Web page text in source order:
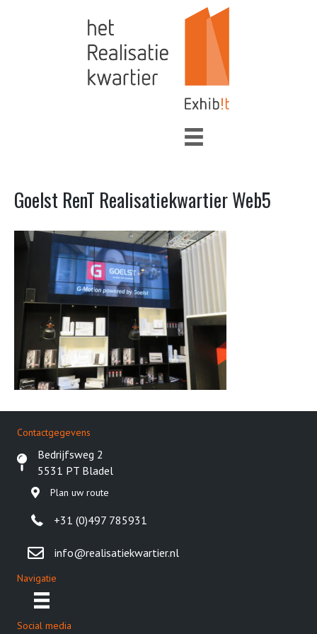
Goelst RenT Realisatiekwartier Web5
Contactgegevens
Bedrijfsweg 2
5531 PT Bladel
Plan uw route
+31 (0)497 785931
info@realisatiekwartier.nl
Navigatie
Social media